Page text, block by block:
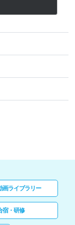
画ライブラリー
宿・研修